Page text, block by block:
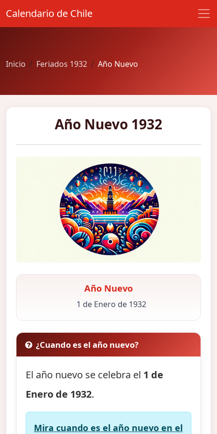
Calendario de Chile
Inicio Feriados 1932 Año Nuevo
Año Nuevo 1932
Año Nuevo
1 de Enero de 1932
¿Cuando es el año nuevo?
El año nuevo se celebra el 1 de
Enero de 1932.
Mira cuando es el año nuevo en el